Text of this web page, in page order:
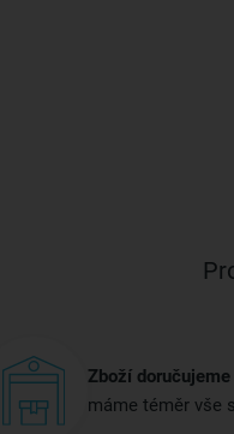
Zboží
máme téměr vše